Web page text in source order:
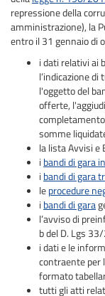
repressione della
amministrazione), la
entro il 31 gennaio di
i dati relativi ai
l’indicazione
l'oggetto del
offerte,
somme
la lista Avvisi e
i bandi di gara
i bandi di gara
leprocedure
i bandi di gara
l’avviso di
b del D. Lgs
i dati e le
contraente per
formato
tutti gli atti